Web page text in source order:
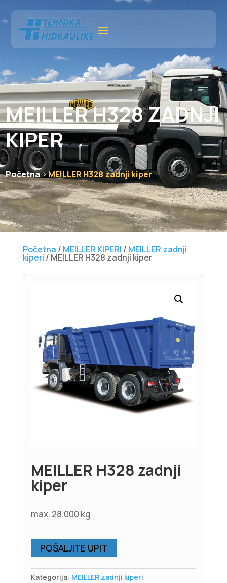
MEILLER H328 ZADNJI
KIPER
Početna MEILLER H328 zadnji kiper
Početna / MEILLER KIPERI / MEILLER zadnji
kiperi / MEILLER H328 zadnji kiper
MEILLER H328 zadnji
kiper
max. 28.000 kg
POŠALJITE UPIT
Kategorija: MEILLER zadnji kiperi